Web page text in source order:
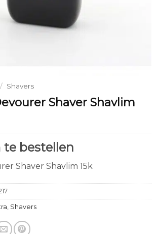
/ Shavers
Shaver Shavlim
te bestellen
Shaver Shavlim 15k
Shavers